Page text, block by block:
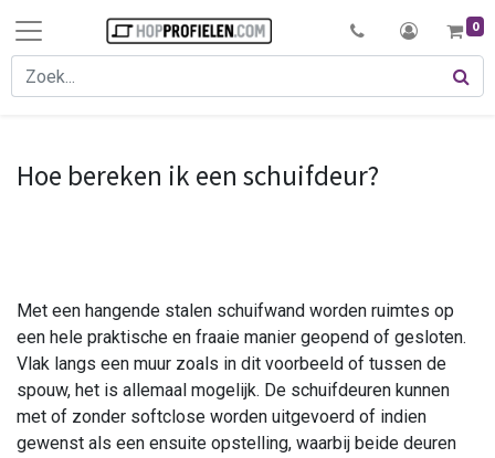
0
Hoe bereken ik een schuifdeur?
Met een hangende stalen schuifwand worden ruimtes op
een hele praktische en fraaie manier geopend of gesloten.
Vlak langs een muur zoals in dit voorbeeld of tussen de
spouw, het is allemaal mogelijk. De schuifdeuren kunnen
met of zonder softclose worden uitgevoerd of indien
gewenst als een ensuite opstelling, waarbij beide deuren